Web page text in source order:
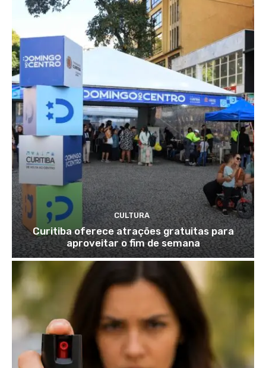
CULTURA
Curitiba oferece atrações gratuitas para
aproveitar o fim de semana